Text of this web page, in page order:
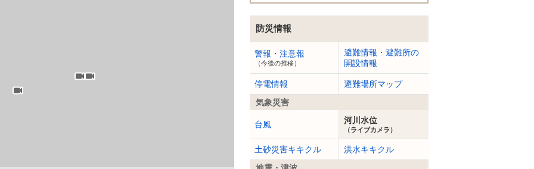
防災情報
警報・注意報
（今後の推移）
避難情報・避難所の
開設情報
停電情報
避難場所マップ
気象災害
台風 河川水位
（ライブカメラ）
土砂災害キキクル
洪水キキクル